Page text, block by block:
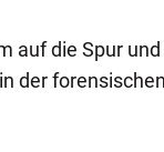
auf die Spur
der